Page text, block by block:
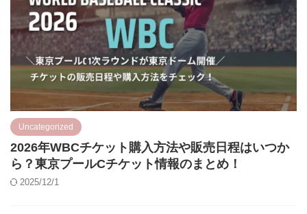
Uncategorized
2026年WBCチケット購入方法や販売日程はいつか
ら？東京プールCチケット情報のまとめ！
2025/12/1